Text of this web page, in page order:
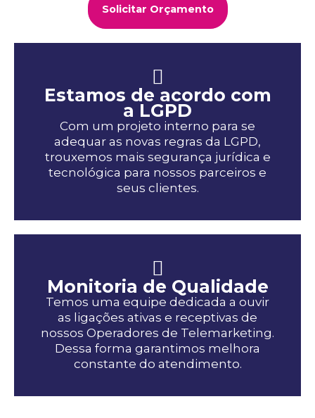
Solicitar Orçamento
Estamos de acordo com
a LGPD
Com um projeto interno para se
adequar as novas regras da LGPD,
trouxemos mais segurança jurídica e
tecnológica para nossos parceiros e
seus clientes.
Monitoria de Qualidade
Temos uma equipe dedicada a ouvir
as ligações ativas e receptivas de
nossos Operadores de Telemarketing.
Dessa forma garantimos melhora
constante do atendimento.